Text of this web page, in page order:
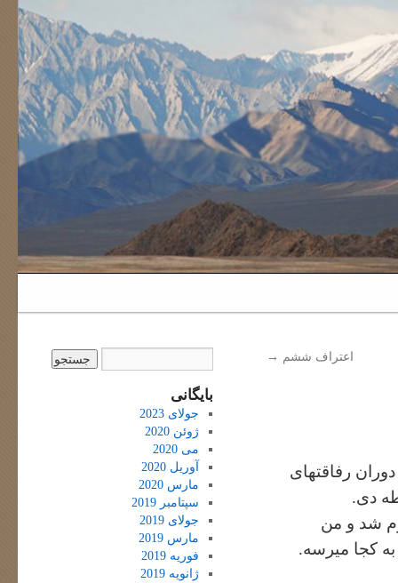
اعتراف ششم →
رفاقتهای
دی.
شد و من
کجا میرسه.
بایگانی
جولای 2023
ژوئن 2020
می 2020
آوریل 2020
مارس 2020
سپتامبر 2019
جولای 2019
مارس 2019
فوریه 2019
ژانویه 2019